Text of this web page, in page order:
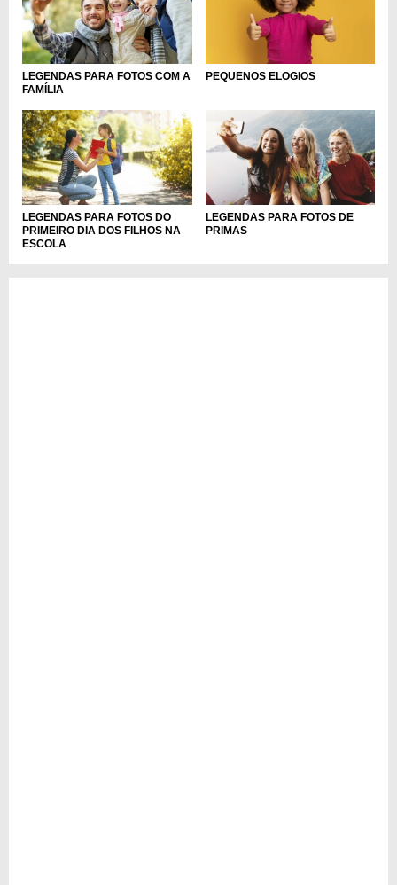
LEGENDAS PARA FOTOS COM A
FAMÍLIA
PEQUENOS ELOGIOS
LEGENDAS PARA FOTOS DO
PRIMEIRO DIA DOS FILHOS NA
ESCOLA
LEGENDAS PARA FOTOS DE
PRIMAS